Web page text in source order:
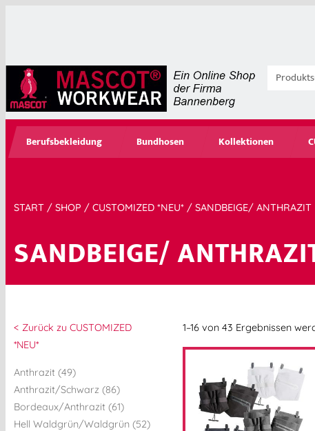
Berufsbekleidung Bundhosen Kollektionen
START / SHOP / CUSTOMIZED *NEU* / SANDBEIGE/ ANTHRAZIT
SANDBEIGE/
< Zurück zu CUSTOMIZED
*NEU*
Anthrazit (49)
Anthrazit/Schwarz (86)
Bordeaux/Anthrazit (61)
Hell Waldgrün/Waldgrün (52)
1–16 von 43 Ergebnissen